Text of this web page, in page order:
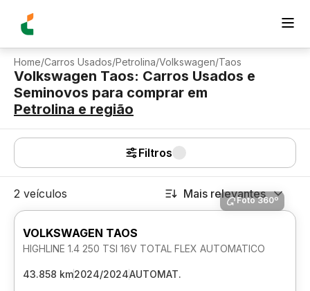
Home/Carros Usados/Petrolina/Volkswagen/Taos
Volkswagen Taos: Carros Usados e
Seminovos para comprar em
Petrolina e região
Filtros
2 veículos Mais relevantes
Foto 360º
VOLKSWAGEN TAOS
HIGHLINE 1.4 250 TSI 16V TOTAL FLEX AUTOMATICO
43.858 km2024/2024AUTOMAT.